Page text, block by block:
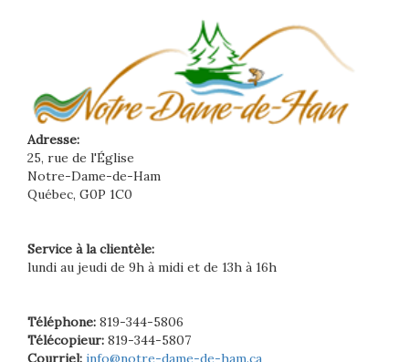
Adresse:
25, rue de l'Église
Notre-Dame-de-Ham
Québec, G0P 1C0
Service à la clientèle:
lundi au jeudi de 9h à midi et de 13h à 16h
Téléphone: 819-344-5806
Télécopieur: 819-344-5807
Courriel: info@notre-dame-de-ham.ca